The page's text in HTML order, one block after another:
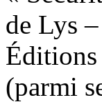
de Lys
Éditions
(parmi